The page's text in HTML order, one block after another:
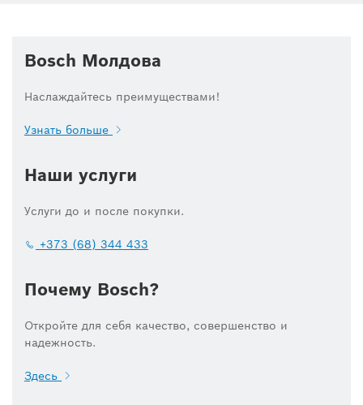
Bosch Молдова
Наслаждайтесь преимуществами!
Узнать больше
Наши услуги
Услуги до и после покупки.
+373 (68) 344 433
Почему Bosch?
Откройте для себя качество, совершенство и
надежность.
Здесь